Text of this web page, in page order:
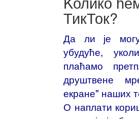
ТикТок?
Да ли је
убудуће,
плаћамо
друштвене
екране" наших
О наплати